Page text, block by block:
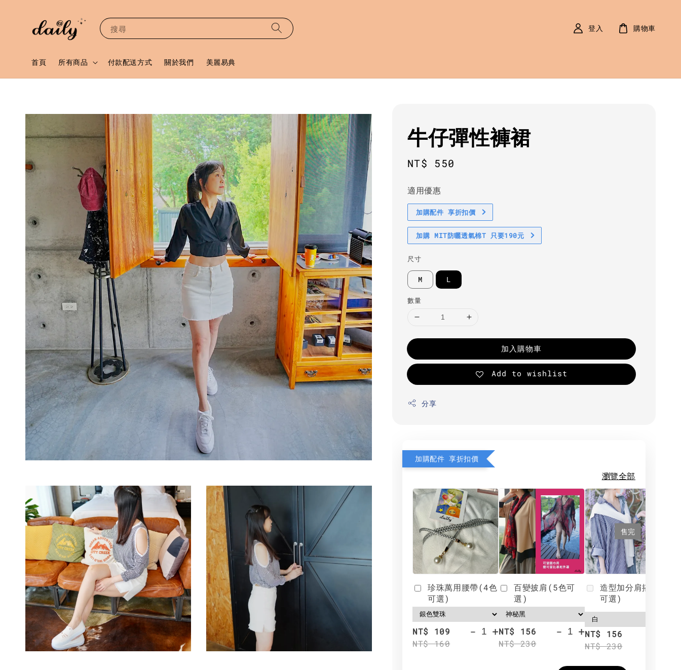
搜尋
首頁 所有商品 付款配送方式 關於我們 美麗易典
登入 購物車
牛仔彈性褲裙
Regular
NT$ 550
適用優惠
加購配件 享折扣價
加購 MIT防曬透氣棉T 只要190元
尺寸
M L
數量
加入購物車
Add to wishlist
分享
加購配件 享折扣價
瀏覽全部
珍珠萬用腰帶(4色
可選)
NT$ 109
NT$ 160
- +
百變披肩(5色可
選)
NT$ 156
NT$ 230
- +
售完
造型加分肩搭(4色
可選)
NT$ 156
NT$ 230